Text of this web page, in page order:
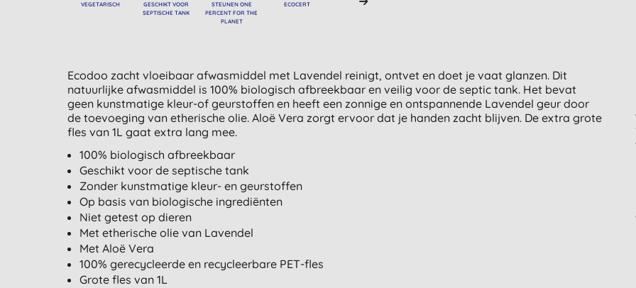
VEGETARISCH
GESCHIKT VOOR
SEPTISCHE TANK
STEUNEN ONE
PERCENT FOR THE
PLANET
ECOCERT
Ecodoo zacht vloeibaar afwasmiddel met Lavendel reinigt, ontvet en doet je vaat glanzen. Dit
natuurlijke afwasmiddel is 100% biologisch afbreekbaar en veilig voor de septic tank. Het bevat
geen kunstmatige kleur-of geurstoffen en heeft een zonnige en ontspannende Lavendel geur door
de toevoeging van etherische olie. Aloë Vera zorgt ervoor dat je handen zacht blijven. De extra grote
fles van 1L gaat extra lang mee.
100% biologisch afbreekbaar
Geschikt voor de septische tank
Zonder kunstmatige kleur- en geurstoffen
Op basis van biologische ingrediënten
Niet getest op dieren
Met etherische olie van Lavendel
Met Aloë Vera
100% gerecycleerde en recycleerbare PET-fles
Grote fles van 1L